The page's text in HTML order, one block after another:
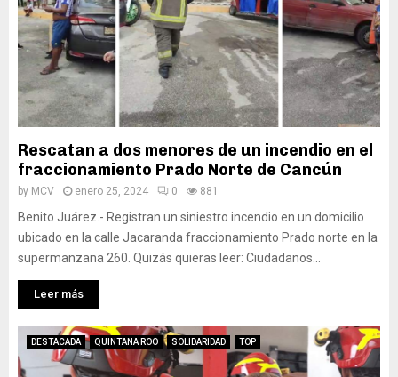
Rescatan a dos menores de un incendio en el
fraccionamiento Prado Norte de Cancún
by MCV enero 25, 2024 0 881
Benito Juárez.- Registran un siniestro incendio en un domicilio
ubicado en la calle Jacaranda fraccionamiento Prado norte en la
supermanzana 260. Quizás quieras leer: Ciudadanos...
Leer más
DESTACADA QUINTANA ROO SOLIDARIDAD TOP